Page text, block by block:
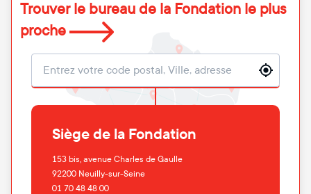
Trouver le bureau de la Fondation le plus
proche
Localisation
Siège de la Fondation
153 bis, avenue Charles de Gaulle
92200 Neuilly-sur-Seine
01 70 48 48 00